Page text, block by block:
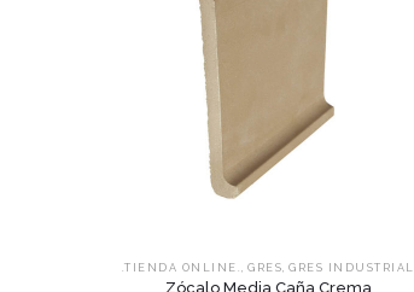
.TIENDA ONLINE. , GRES, GRES INDUSTRIAL
Zócalo Media Caña Crema